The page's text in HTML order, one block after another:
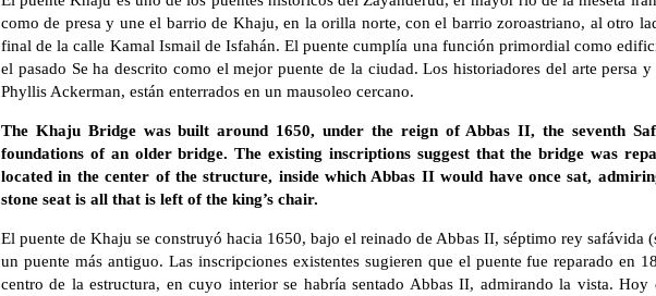
como de presa y une el barrio de Khaju, en la orilla norte, con el barrio zoroastriano, al otro
final de la calle Kamal Ismail de Isfahán. El puente cumplía una función primordial como
el pasado Se ha descrito como el mejor puente de la ciudad. Los historiadores del arte persa
Phyllis Ackerman, están enterrados en un mausoleo cercano.
The Khaju Bridge was built around 1650, under the reign of Abbas II, the seventh
foundations of an older bridge. The existing inscriptions suggest that the bridge was
located in the center of the structure, inside which Abbas II would have once sat,
stone seat is all that is left of the king’s chair.
El puente de Khaju se construyó hacia 1650, bajo el reinado de Abbas II, séptimo rey safávida
un puente más antiguo. Las inscripciones existentes sugieren que el puente fue reparado en
centro de la estructura, en cuyo interior se habría sentado Abbas II, admirando la vista. Hoy